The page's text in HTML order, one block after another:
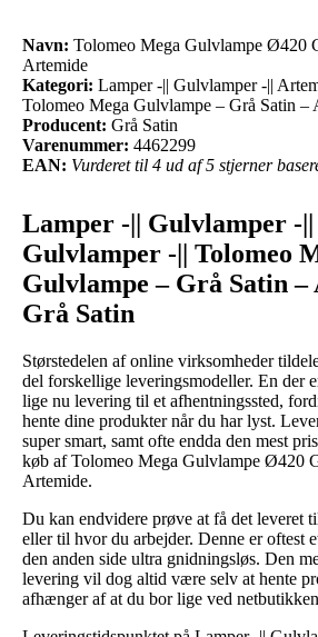
Navn: Tolomeo Mega Gulvlampe Ø420
Artemide
Kategori: Lamper -|| Gulvlamper -||
Tolomeo Mega Gulvlampe – Grå Satin –
Producent: Grå Satin
Varenummer: 4462299
EAN: Vurderet til 4 ud af 5 stjerner
Lamper -|| Gulvlamper -
Gulvlamper -|| Tolomeo
Gulvlampe – Grå Satin
Grå Satin
Størstedelen af online virksomheder
del forskellige leveringsmodeller. En der
lige nu levering til et afhentningssted,
hente dine produkter når du har lyst.
super smart, samt ofte endda den mest
køb af Tolomeo Mega Gulvlampe Ø420
Artemide.
Du kan endvidere prøve at få det leveret
eller til hvor du arbejder. Denne er oftest
den anden side ultra gnidningsløs. Den
levering vil dog altid være selv at hente
afhænger af at du bor lige ved